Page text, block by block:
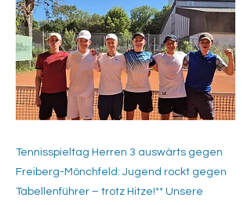
Tennisspieltag Herren 3 auswärts gegen
Freiberg-Mönchfeld: Jugend rockt gegen
Tabellenführer – trotz Hitze!** Unsere